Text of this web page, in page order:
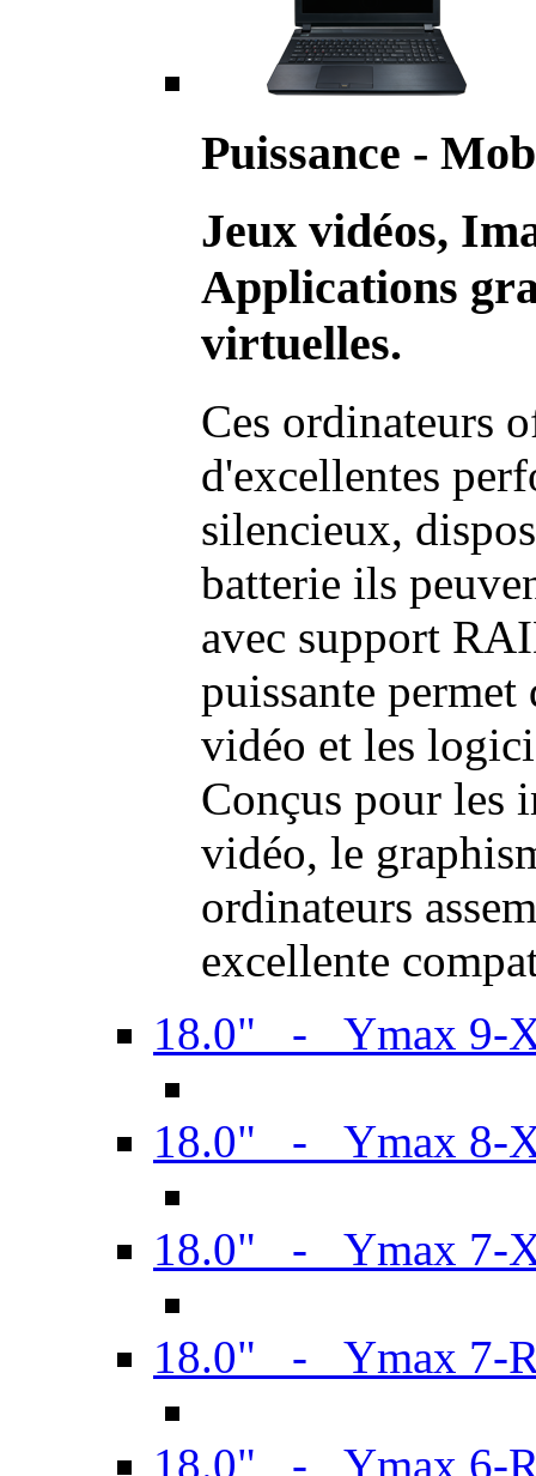
Puissance -
Jeux vidéos,
Applications
virtuelles.
Ces ordinateurs
d'excellentes
silencieux,
batterie ils
avec support
puissante permet
vidéo et les
Conçus pour les
vidéo, le
ordinateurs
excellente
18.0" - Ymax 9-
18.0" - Ymax 8-
18.0" - Ymax 7-
18.0" - Ymax 7-
18.0" - Ymax 6-